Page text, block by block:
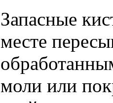
Запасные
месте
моли или